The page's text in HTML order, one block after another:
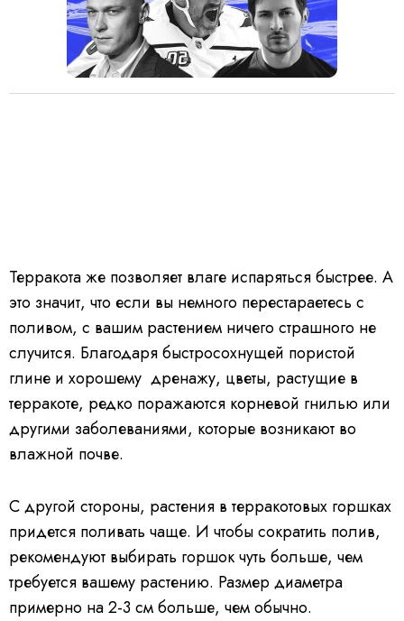
Терракота же позволяет влаге испаряться быстрее. А
это значит, что если вы немного перестараетесь с
поливом, с вашим растением ничего страшного не
случится. Благодаря быстросохнущей пористой
глине и хорошему дренажу, цветы, растущие в
терракоте, редко поражаются корневой гнилью или
другими заболеваниями, которые возникают во
влажной почве.
С другой стороны, растения в терракотовых горшках
придется поливать чаще. И чтобы сократить полив,
рекомендуют выбирать горшок чуть больше, чем
требуется вашему растению. Размер диаметра
примерно на 2-3 см больше, чем обычно.